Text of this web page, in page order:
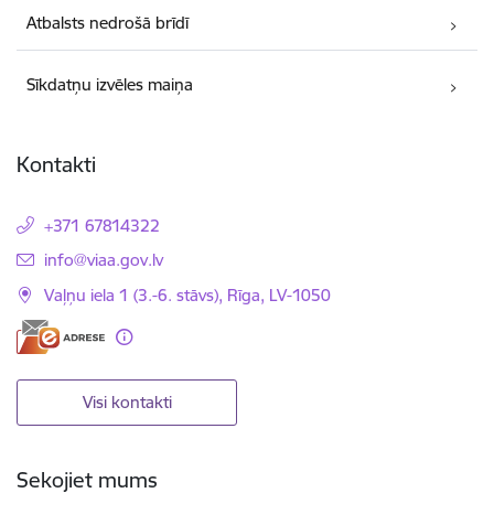
Atbalsts nedrošā brīdī
Sīkdatņu izvēles maiņa
Kontakti
+371 67814322
E-pasts:
info@viaa.gov.lv
Vaļņu iela 1 (3.-6. stāvs), Rīga, LV-1050
Visi kontakti
Sekojiet mums